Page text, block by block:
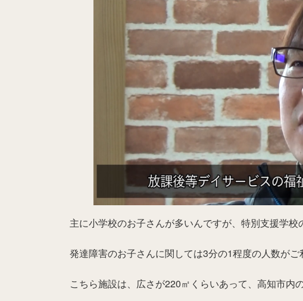
主に小学校のお子さんが多いんですが、特別支援学校
発達障害のお子さんに関しては3分の1程度の人数がご
こちら施設は、広さが220㎡くらいあって、高知市内